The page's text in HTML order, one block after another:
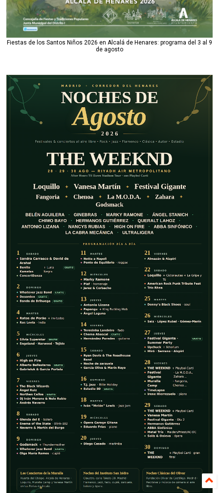
Fiestas de los Santos Niños 2026 en Alcalá de Henares: programa del 3 al 9
de agosto